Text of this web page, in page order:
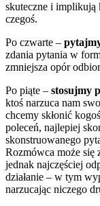
skuteczne i implikują
czegoś.
Po czwarte –
zdania pytania w
zmniejsza opór
Po piąte – stosujmy
ktoś narzuca nam
chcemy skłonić
poleceń, najlepiej
skonstruowanego
Rozmówca może się
jednak najczęściej
działanie – w tym
narzucając niczego